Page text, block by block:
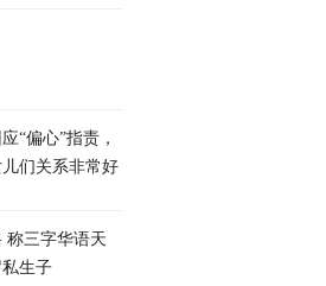
“偏心”指责，
们关系非常好
称三字华语天
生子